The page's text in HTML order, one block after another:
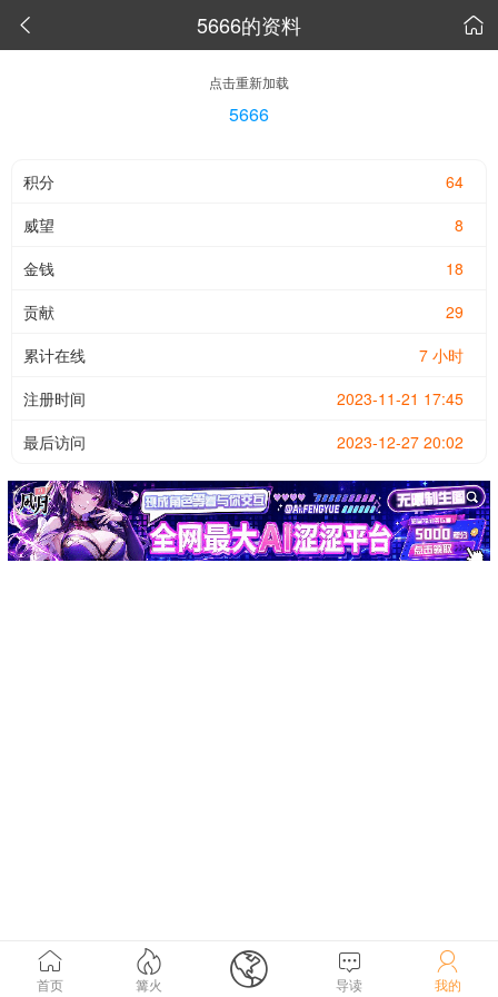
 5666的资料 
点击重新加载
5666
64
积分
8
威望
18
金钱
29
贡献
7 小时
累计在线
2023-11-21 17:45
注册时间
2023-12-27 20:02
最后访问

首页

篝火  
导读

我的